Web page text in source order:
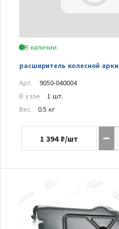
В наличии
расширитель колесной
Арт.
9050-040004
В узле
1 шт.
Вес
0.5 кг
1 394 ₽/шт